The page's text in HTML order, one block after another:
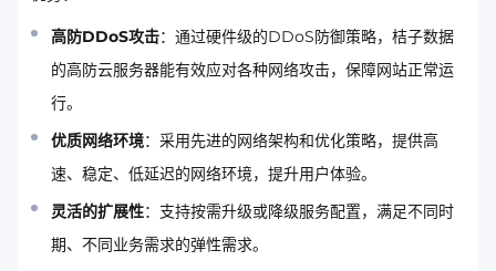
高防DDoS攻击：通过硬件级的DDoS防御策略，桔子数据
的高防云服务器能有效应对各种网络攻击，保障网站正常运
行。
优质网络环境：采用先进的网络架构和优化策略，提供高
速、稳定、低延迟的网络环境，提升用户体验。
灵活的扩展性：支持按需升级或降级服务配置，满足不同时
期、不同业务需求的弹性需求。